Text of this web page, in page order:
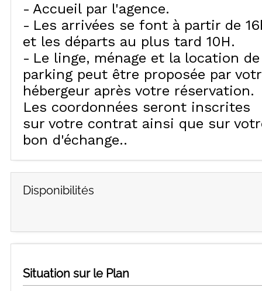
Accueil par l'agence
Les arrivées se font à partir de
et les départs au plus tard 10H
Le linge, ménage et la location de
parking peut être proposée par
hébergeur après votre réservation.
Les coordonnées seront inscrites
sur votre contrat ainsi que sur
bon d'échange.
Disponibilités
Situation sur le Plan